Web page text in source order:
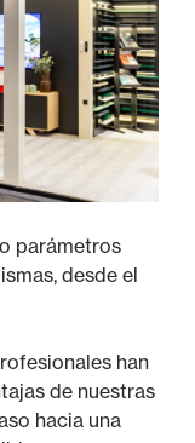
parámetros
desde el
han
de nuestras
hacia una